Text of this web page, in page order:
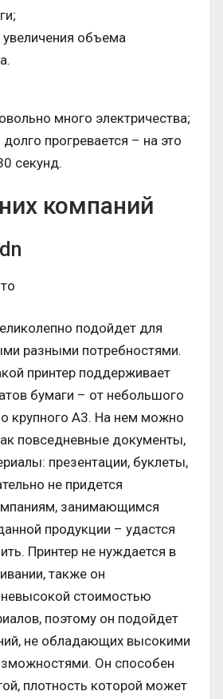
объема
много электричества;
прогревается – на это
секунд.
компаний
подойдет для
разными потребностями.
принтер поддерживает
бумаги – от небольшого
крупного А3. На нем можно
повседневные документы,
презентации, буклеты,
не придется
занимающимся
продукции – удастся
Принтер не нуждается в
также он
невысокой стоимостью
поэтому он подойдет
не обладающих высокими
Он способен
плотность которой может